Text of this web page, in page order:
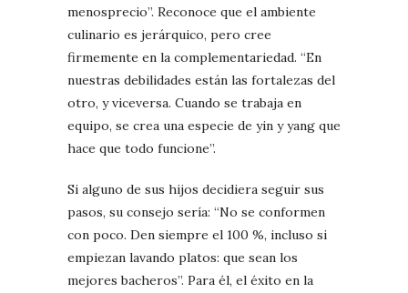
menosprecio”. Reconoce que el ambiente
culinario es jerárquico, pero cree
firmemente en la complementariedad. “En
nuestras debilidades están las fortalezas del
otro, y viceversa. Cuando se trabaja en
equipo, se crea una especie de yin y yang que
hace que todo funcione”.
Si alguno de sus hijos decidiera seguir sus
pasos, su consejo sería: “No se conformen
con poco. Den siempre el 100 %, incluso si
empiezan lavando platos: que sean los
mejores bacheros”. Para él, el éxito en la